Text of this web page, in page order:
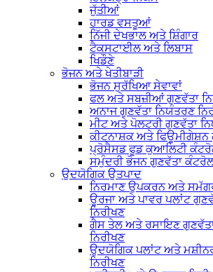
ਜੁੱਤੀਆਂ
ਹਾਰਡ ਵਸਤੂਆਂ
ਨਿੱਜੀ ਦੇਖਭਾਲ ਅਤੇ ਸ਼ਿੰਗਾਰ
ਟੈਕਸਟਾਈਲ ਅਤੇ ਲਿਬਾਸ
ਖਿਡੌਣੇ
ਭੋਜਨ ਅਤੇ ਖੇਤੀਬਾੜੀ
ਭੋਜਨ ਸੁਰੱਖਿਆ ਸੇਵਾਵਾਂ
ਫਲ ਅਤੇ ਸਬਜ਼ੀਆਂ ਗੁਣਵੱਤਾ
ਅਨਾਜ ਗੁਣਵੱਤਾ ਨਿਯੰਤਰਣ
ਮੀਟ ਅਤੇ ਪੋਲਟਰੀ ਗੁਣਵੱਤਾ
ਕੀਟਨਾਸ਼ਕ ਅਤੇ ਫਿਊਮੀਗੇਸ਼ਨ
ਪ੍ਰੋਸੈਸਡ ਫੂਡ ਕੁਆਲਿਟੀ
ਸਮੁੰਦਰੀ ਭੋਜਨ ਗੁਣਵੱਤਾ
ਉਦਯੋਗਿਕ ਉਤਪਾਦ
ਨਿਰਮਾਣ ਉਪਕਰਨ ਅਤੇ
ਊਰਜਾ ਅਤੇ ਪਾਵਰ ਪਲਾਂਟ
ਨਿਰੀਖਣ
ਗੈਸ ਤੇਲ ਅਤੇ ਰਸਾਇਣ
ਨਿਰੀਖਣ
ਉਦਯੋਗਿਕ ਪਲਾਂਟ ਅਤੇ
ਨਿਰੀਖਣ